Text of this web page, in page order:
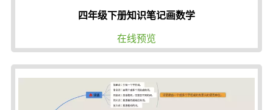
四年级下册知识笔记画数学
在线预览